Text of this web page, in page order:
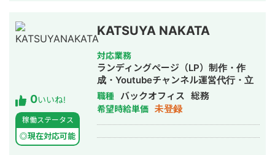
0いいね!
稼働ステータス
◎現在対応可能
KATSUYA NAKATA
対応業務
ランディングページ（LP）制作・作
成・Youtubeチャンネル運営代行・立
ち上げ・ECサイト構築・ネットショッ
プ作成代行・SNS運用代行・記事作成
代行・ライティング・翻訳・事務代
行・ホームページ制作・作成・バナー
制作・デザイン・ロゴデザイン・作
職種 バックオフィス 総務
希望時給単価 未登録